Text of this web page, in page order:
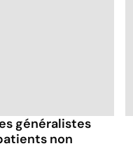
généralistes
non